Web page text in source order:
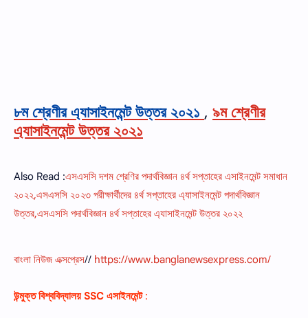
৮ম শ্রেণীর এ্যাসাইনমেন্ট উত্তর ২০২১ , ৯ম শ্রেণীর
এ্যাসাইনমেন্ট উত্তর ২০২১
Also Read :এসএসসি দশম শ্রেণির পদার্থবিজ্ঞান ৪র্থ সপ্তাহের এসাইনমেন্ট সমাধান
২০২২,এসএসসি ২০২৩ পরীক্ষার্থীদের ৪র্থ সপ্তাহের এ্যাসাইনমেন্ট পদার্থবিজ্ঞান
উত্তর,এসএসসি পদার্থবিজ্ঞান ৪র্থ সপ্তাহের এ্যাসাইনমেন্ট উত্তর ২০২২
বাংলা নিউজ এক্সপ্রেস// https://www.banglanewsexpress.com/
উন্মুক্ত বিশ্ববিদ্যালয়SSC এসাইনমেন্ট: